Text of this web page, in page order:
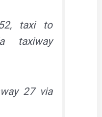
taxi to
taxiway
27 via